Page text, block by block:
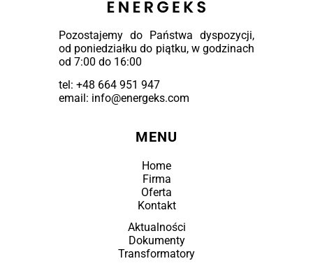
Pozostajemy do Państwa dyspozycji,
od poniedziałku do piątku, w godzinach
od 7:00 do 16:00
tel: +48 664 951 947
email: info@energeks.com
MENU
Home
Firma
Oferta
Kontakt
Aktualności
Dokumenty
Transformatory